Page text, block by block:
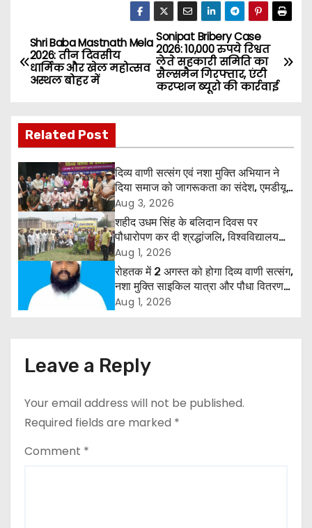
P
o
t
n
a
v
i
a
o
n
Sonipat Bribery Case
2026: 10,000 रुपये रिश्वत
लेते सहकारी समिति का
सैल्समैन गिरफ्तार, एंटी
करप्शन ब्यूरो की कार्रवाई
Shri Baba Mastnath Mela
2026: तीन दिवसीय
धार्मिक और खेल महोत्सव
अस्थल बोहर में
Related Post
दिव्य वाणी सत्संग एवं नशा मुक्ति अभियान ने
दिया समाज को जागरूकता का संदेश, एमडीयू
रोहतक में हजारों लोगों ने लिया संकल्प
Aug 3, 2026
शहीद उधम सिंह के बलिदान दिवस पर
पौधारोपण कर दी श्रद्धांजलि, विश्वविद्यालय
और राजपत्रित अवकाश बहाल करने की उठी
मांग
Aug 1, 2026
रोहतक में 2 अगस्त को होगा दिव्य वाणी सत्संग,
नशा मुक्ति साइकिल यात्रा और पौधा वितरण
कार्यक्रम
Aug 1, 2026
Leave a Reply
Your email address will not be published.
Required fields are marked *
Comment *